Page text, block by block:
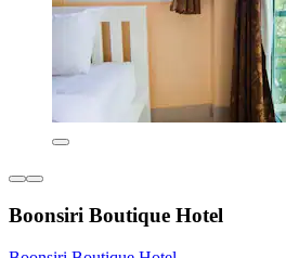
Boonsiri Boutique Hotel